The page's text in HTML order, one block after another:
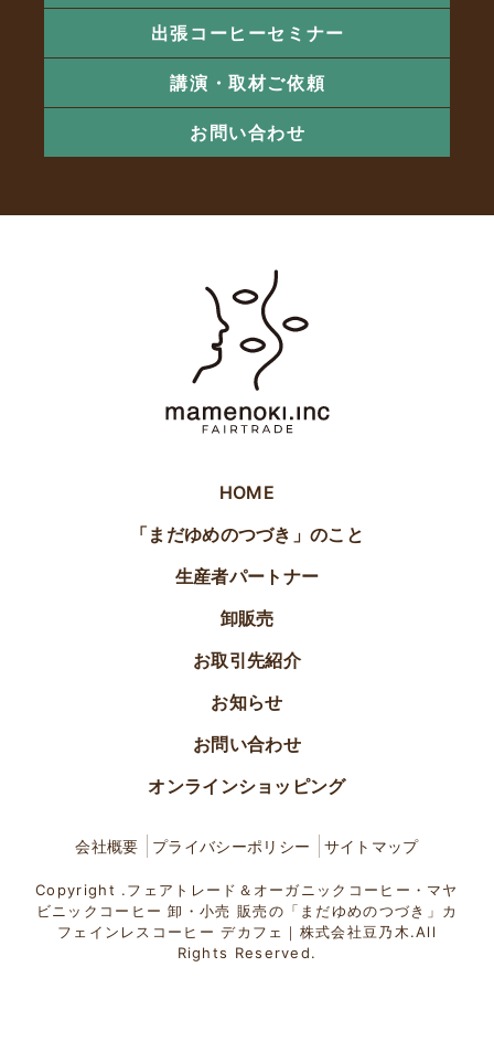
出張コーヒーセミナー
講演・取材ご依頼
お問い合わせ
HOME
「まだゆめのつづき」のこと
生産者パートナー
卸販売
お取引先紹介
お知らせ
お問い合わせ
オンラインショッピング
会社概要 プライバシーポリシー サイトマップ
Copyright .フェアトレード＆オーガニックコーヒー・マヤ
ビニックコーヒー 卸・小売 販売の「まだゆめのつづき」カ
フェインレスコーヒー デカフェ｜株式会社豆乃木.All
Rights Reserved.